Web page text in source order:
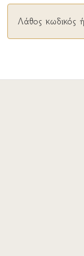
Λάθος κωδικός